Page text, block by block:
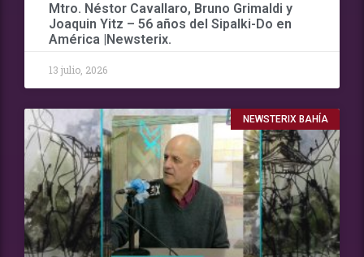
Mtro. Néstor Cavallaro, Bruno Grimaldi y
Joaquin Yitz – 56 años del Sipalki-Do en
América |Newsterix.
13 julio, 2026
NEWSTERIX BAHÍA